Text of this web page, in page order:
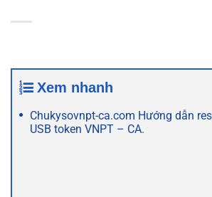
Xem nhanh
Chukysovnpt-ca.com Hướng dẫn
USB token VNPT – CA.